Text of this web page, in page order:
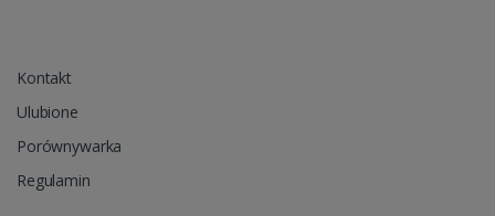
Kontakt
Ulubione
Porównywarka
Regulamin